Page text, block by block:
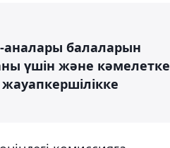
аналары балаларын
үшін және кәмелетке